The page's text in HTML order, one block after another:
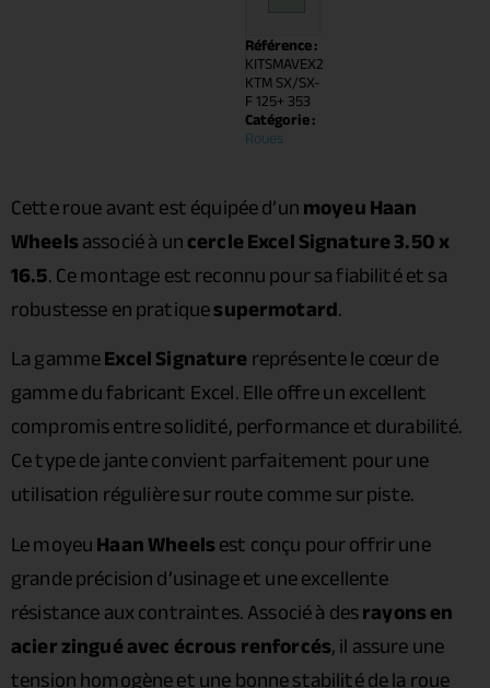
Référence :
KITSMAVEX2
KTM SX/SX-
F 125+ 353
Catégorie :
Roues
Cette roue avant est équipée d’unmoyeu Haan
Wheelsassocié à uncercle Excel Signature 3.50 x
16.5. Ce montage est reconnu pour sa fiabilité et sa
robustesse en pratiquesupermotard.
La gammeExcel Signaturereprésente le cœur de
gamme du fabricant Excel. Elle offre un excellent
compromis entre solidité, performance et durabilité.
Ce type de jante convient parfaitement pour une
utilisation régulière sur route comme sur piste.
Le moyeuHaan Wheelsest conçu pour offrir une
grande précision d’usinage et une excellente
résistance aux contraintes. Associé à desrayons en
acier zingué avec écrous renforcés, il assure une
tension homogène et une bonne stabilité de la roue